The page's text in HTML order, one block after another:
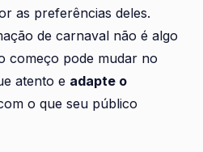
as preferências deles.
de carnaval não é algo
começo pode mudar no
atento e adapte o
o que seu público